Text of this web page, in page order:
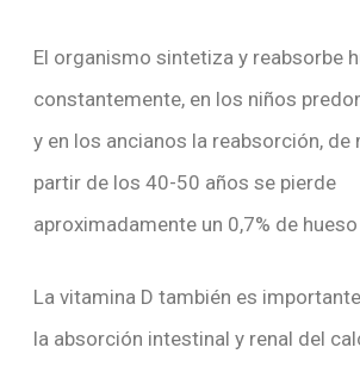
El organismo sintetiza y reabsorbe
constantemente, en los niños
y en los ancianos la reabsorción, de
partir de los 40-50 años se pierde
aproximadamente un 0,7% de
La vitamina D también es
la absorción intestinal y renal del